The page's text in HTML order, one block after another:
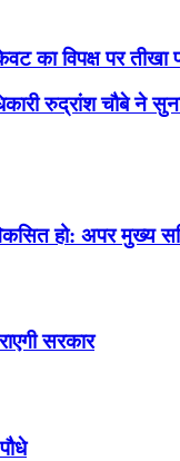
का विपक्ष पर तीखा
रुद्रांश चौबे ने
हो: अपर मुख्य
सरकार